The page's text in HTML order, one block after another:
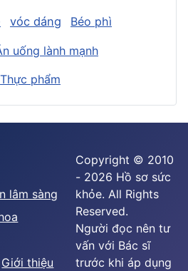
vóc dáng Béo phì
uống lành mạnh
Thực phẩm
lâm sàng
Giới thiệu
Copyright © 2010
- 2026 Hồ sơ sức
khỏe. All Rights
Reserved.
Người đọc nên tư
vấn với Bác sĩ
trước khi áp dụng